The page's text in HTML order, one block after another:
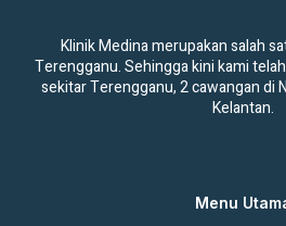
Klinik Medina merupakan salah
Terengganu. Sehingga kini kami
sekitar Terengganu, 2 cawangan di
Kelantan.
Menu